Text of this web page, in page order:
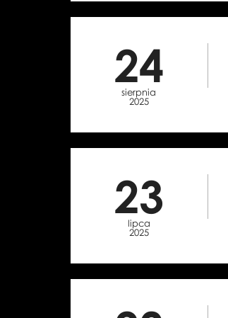
24
sierpnia
2025
23
lipca
2025